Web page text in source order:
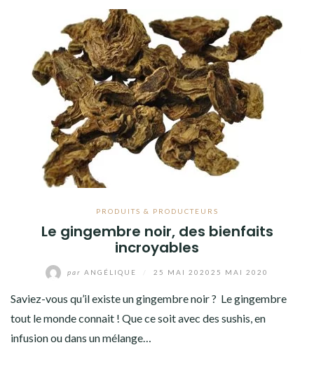
PRODUITS & PRODUCTEURS
Le gingembre noir, des bienfaits
incroyables
par ANGÉLIQUE 25 MAI 2020 25 MAI 2020
Saviez-vous qu’il existe un gingembre noir ? Le gingembre
tout le monde connait ! Que ce soit avec des sushis, en
infusion ou dans un mélange…